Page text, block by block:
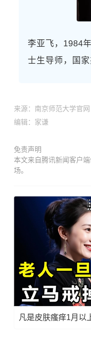
李亚飞，1984
士生导师，国
来源： 南京师范大学官网
编辑：家谦
免责声明
本文来自腾讯新闻客户
场。